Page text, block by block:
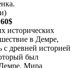
исторических
в Демре,
древней историей
был
Мира